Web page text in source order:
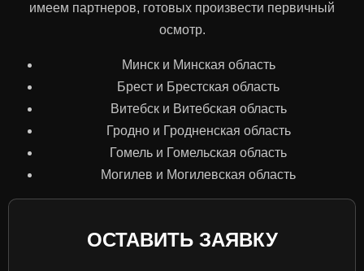
имеем партнеров, готовых произвести первичный
осмотр.
Минск и Минская область
Брест и Брестская область
Витебск и Витебская область
Гродно и Гродненская область
Гомель и Гомельская область
Могилев и Могилевская область
ОСТАВИТЬ ЗАЯВКУ